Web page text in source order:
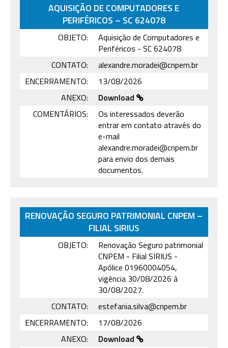
AQUISIÇÃO DE COMPUTADORES E
PERIFÉRICOS – SC 624078
OBJETO:
Aquisição de Computadores e
Periféricos - SC 624078
CONTATO:
alexandre.moradei@cnpem.br
ENCERRAMENTO:
13/08/2026
ANEXO:
Download
COMENTÁRIOS:
Os interessados deverão
entrar em contato através do
e-mail
alexandre.moradei@cnpem.br
para envio dos demais
documentos.
RENOVAÇÃO SEGURO PATRIMONIAL CNPEM –
FILIAL SIRIUS
OBJETO:
Renovação Seguro patrimonial
CNPEM - Filial SIRIUS -
Apólice 01960004054,
vigência 30/08/2026 à
30/08/2027.
CONTATO:
estefania.silva@cnpem.br
ENCERRAMENTO:
17/08/2026
ANEXO:
Download